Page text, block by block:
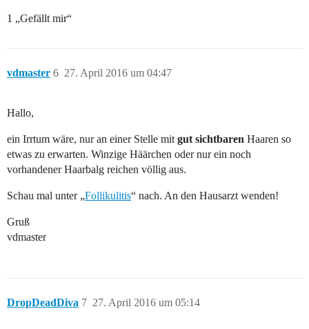
1 „Gefällt mir“
vdmaster 27. April 2016 um 04:47
6
Hallo,
ein Irrtum wäre, nur an einer Stelle mit gut sichtbaren Haaren so
etwas zu erwarten. Winzige Häärchen oder nur ein noch
vorhandener Haarbalg reichen völlig aus.
Schau mal unter „Follikulitis“ nach. An den Hausarzt wenden!
Gruß
vdmaster
DropDeadDiva 27. April 2016 um 05:14
7